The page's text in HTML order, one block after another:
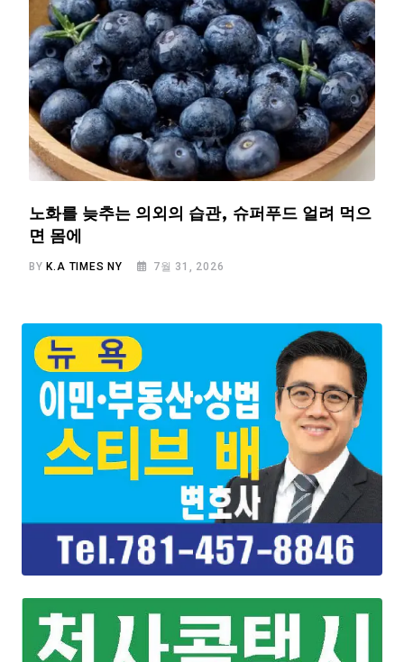
노화를 늦추는 의외의 습관, 슈퍼푸드 얼려 먹으
면 몸에
BYK.A TIMES NY 7월 31, 2026